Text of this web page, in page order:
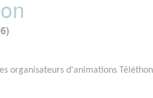
organisateurs d'animations Téléthon